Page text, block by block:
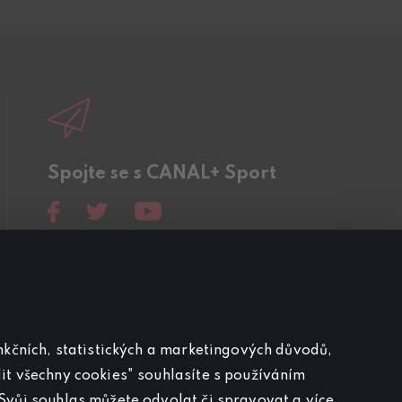
statistických a marketingových důvodů,
všechny cookies" souhlasíte s používáním
Spojte se s CANAL+ Sport